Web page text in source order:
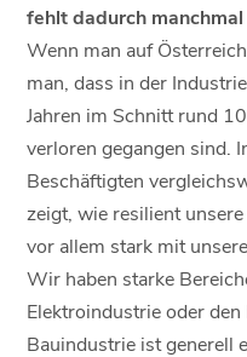
fehlt dadurch
Wenn man auf
man, dass in der
Jahren im Schnitt rund
verloren gegangen sind.
Beschäftigten
zeigt, wie resilient
vor allem stark mit
Wir haben starke
Elektroindustrie oder
Bauindustrie ist generell